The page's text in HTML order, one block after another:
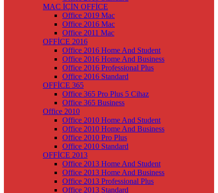
MAC İÇİN OFFİCE
Office 2019 Mac
Office 2016 Mac
Office 2011 Mac
OFFİCE 2016
Office 2016 Home And Student
Office 2016 Home And Business
Office 2016 Professional Plus
Office 2016 Standard
OFFİCE 365
Office 365 Pro Plus 5 Cihaz
Office 365 Business
Office 2010
Office 2010 Home And Student
Office 2010 Home And Business
Office 2010 Pro Plus
Office 2010 Standard
OFFİCE 2013
Office 2013 Home And Student
Office 2013 Home And Business
Office 2013 Professional Plus
Office 2013 Standard